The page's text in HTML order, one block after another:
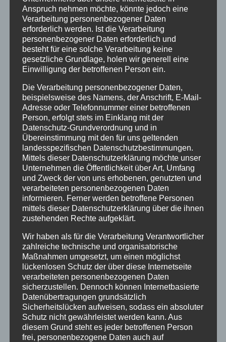
Anspruch nehmen möchte, könnte jedoch eine
Verarbeitung personenbezogener Daten
erforderlich werden. Ist die Verarbeitung
personenbezogener Daten erforderlich und
besteht für eine solche Verarbeitung keine
gesetzliche Grundlage, holen wir generell eine
Einwilligung der betroffenen Person ein.
Die Verarbeitung personenbezogener Daten,
beispielsweise des Namens, der Anschrift, E-Mail-
Adresse oder Telefonnummer einer betroffenen
Person, erfolgt stets im Einklang mit der
Datenschutz-Grundverordnung und in
Übereinstimmung mit den für uns geltenden
landesspezifischen Datenschutzbestimmungen.
Mittels dieser Datenschutzerklärung möchte unser
Unternehmen die Öffentlichkeit über Art, Umfang
und Zweck der von uns erhobenen, genutzten und
verarbeiteten personenbezogenen Daten
informieren. Ferner werden betroffene Personen
mittels dieser Datenschutzerklärung über die ihnen
zustehenden Rechte aufgeklärt.
Wir haben als für die Verarbeitung Verantwortlicher
zahlreiche technische und organisatorische
Maßnahmen umgesetzt, um einen möglichst
lückenlosen Schutz der über diese Internetseite
verarbeiteten personenbezogenen Daten
sicherzustellen. Dennoch können Internetbasierte
Datenübertragungen grundsätzlich
Sicherheitslücken aufweisen, sodass ein absoluter
Schutz nicht gewährleistet werden kann. Aus
diesem Grund steht es jeder betroffenen Person
frei, personenbezogene Daten auch auf